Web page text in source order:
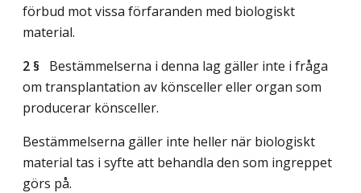
förbud mot vissa förfaranden med biologiskt
material.
2 § Bestämmelserna i denna lag gäller inte i fråga
om transplantation av könsceller eller organ som
producerar könsceller.
Bestämmelserna gäller inte heller när biologiskt
material tas i syfte att behandla den som ingreppet
görs på.